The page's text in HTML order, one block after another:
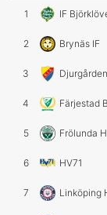
1 IF
2 Brynäs IF
3
4 Färjestad
5 Frölunda
6 HV71
7 Linköping